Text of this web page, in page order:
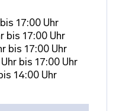
17:00 Uhr
bis 17:00 Uhr
bis 17:00 Uhr
bis 17:00 Uhr
14:00 Uhr